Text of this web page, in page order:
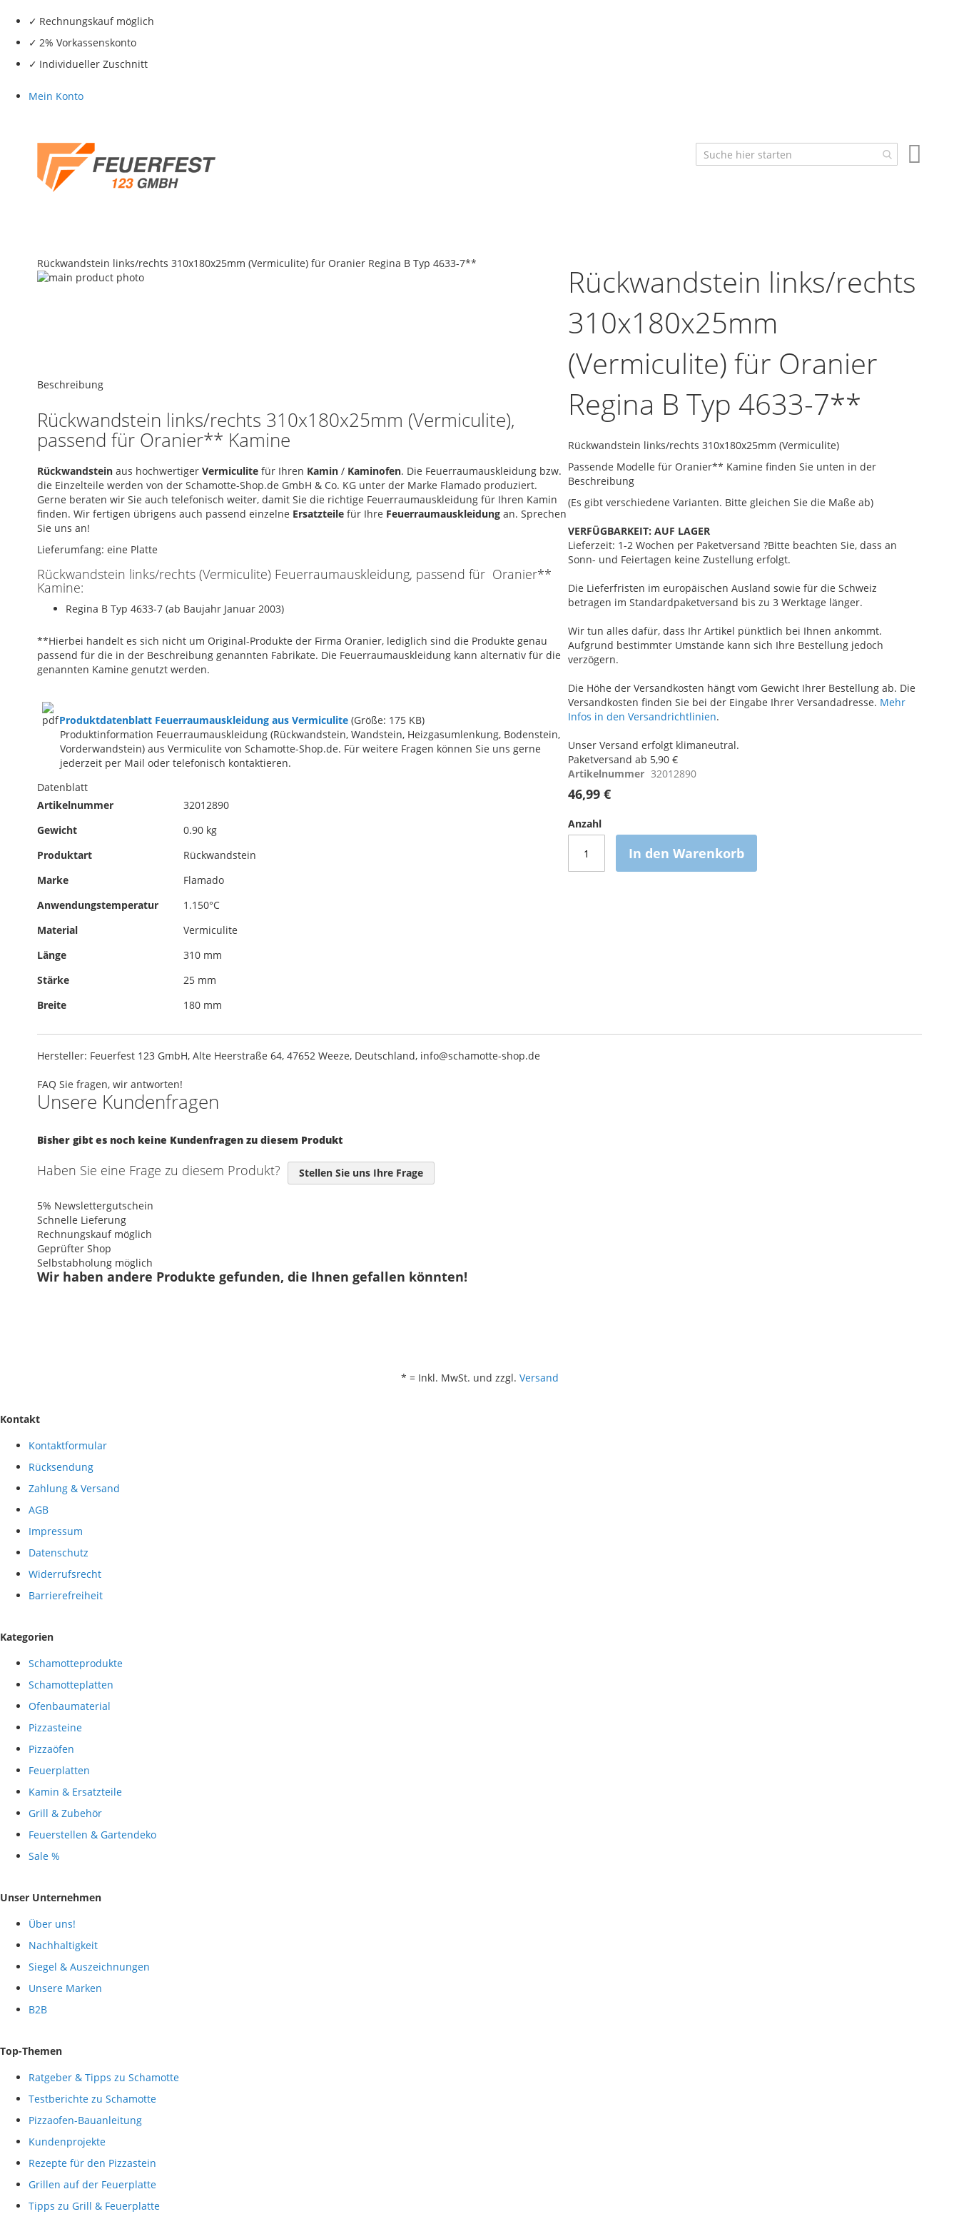
Rechnungskauf möglich
2% Vorkassenskonto
Individueller Zuschnitt
Mein Konto
Rückwandstein links/rechts 310x180x25mm (Vermiculite) für Oranier Regina B Typ 4633-7**
Rückwandstein links/rechts
310x180x25mm
(Vermiculite) für Oranier
Regina B Typ 4633-7**
Rückwandstein links/rechts 310x180x25mm (Vermiculite)
Passende Modelle für Oranier** Kamine finden Sie unten in der
Beschreibung
(Es gibt verschiedene Varianten. Bitte gleichen Sie die Maße ab)
VERFÜGBARKEIT: AUF LAGER
Lieferzeit: 1-2 Wochen per Paketversand ?Bitte beachten Sie, dass an
Sonn- und Feiertagen keine Zustellung erfolgt.
Die Lieferfristen im europäischen Ausland sowie für die Schweiz
betragen im Standardpaketversand bis zu 3 Werktage länger.
Wir tun alles dafür, dass Ihr Artikel pünktlich bei Ihnen ankommt.
Aufgrund bestimmter Umstände kann sich Ihre Bestellung jedoch
verzögern.
Die Höhe der Versandkosten hängt vom Gewicht Ihrer Bestellung ab. Die
Versandkosten finden Sie bei der Eingabe Ihrer Versandadresse. Mehr
Infos in den Versandrichtlinien.
Unser Versand erfolgt klimaneutral.
Paketversand ab 5,90 €
Artikelnummer 32012890
46,99 €
Anzahl
In den Warenkorb
Skip
to
of
the
images
gallery
Beschreibung
Rückwandstein links/rechts 310x180x25mm (Vermiculite),
passend für Oranier** Kamine
Rückwandstein aus hochwertiger Vermiculite für Ihren Kamin / Kaminofen. Die Feuerraumauskleidung bzw.
die Einzelteile werden von der Schamotte-Shop.de GmbH & Co. KG unter der Marke Flamado produziert.
Gerne beraten wir Sie auch telefonisch weiter, damit Sie die richtige Feuerraumauskleidung für Ihren Kamin
finden. Wir fertigen übrigens auch passend einzelne Ersatzteile für Ihre Feuerraumauskleidung an. Sprechen
Sie uns an!
Lieferumfang: eine Platte
Rückwandstein links/rechts (Vermiculite) Feuerraumauskleidung, passend für Oranier**
Kamine:
Regina B Typ 4633-7 (ab Baujahr Januar 2003)
**Hierbei handelt es sich nicht um Original-Produkte der Firma Oranier, lediglich sind die Produkte genau
passend für die in der Beschreibung genannten Fabrikate. Die Feuerraumauskleidung kann alternativ für die
genannten Kamine genutzt werden.
Produktdatenblatt Feuerraumauskleidung aus Vermiculite (Größe: 175 KB)
Produktinformation Feuerraumauskleidung (Rückwandstein, Wandstein, Heizgasumlenkung, Bodenstein,
Vorderwandstein) aus Vermiculite von Schamotte-Shop.de. Für weitere Fragen können Sie uns gerne
jederzeit per Mail oder telefonisch kontaktieren.
Datenblatt
Artikelnummer
32012890
Gewicht
0.90 kg
Produktart
Rückwandstein
Marke
Flamado
Anwendungstemperatur
1.150°C
Material
Vermiculite
Länge
310 mm
Stärke
25 mm
Breite
180 mm
Hersteller: Feuerfest 123 GmbH, Alte Heerstraße 64, 47652 Weeze, Deutschland, info@schamotte-shop.de
FAQ Sie fragen, wir antworten!
Unsere Kundenfragen
Bisher gibt es noch keine Kundenfragen zu diesem Produkt
Haben Sie eine Frage zu diesem Produkt? Stellen Sie uns Ihre Frage
5% Newslettergutschein
Schnelle Lieferung
Rechnungskauf möglich
Geprüfter Shop
Selbstabholung möglich
Wir haben andere Produkte gefunden, die Ihnen gefallen könnten!
* = Inkl. MwSt. und zzgl. Versand
Kontakt
Kontaktformular
Rücksendung
Zahlung & Versand
AGB
Impressum
Datenschutz
Widerrufsrecht
Barrierefreiheit
Kategorien
Schamotteprodukte
Schamotteplatten
Ofenbaumaterial
Pizzasteine
Pizzaöfen
Feuerplatten
Kamin & Ersatzteile
Grill & Zubehör
Feuerstellen & Gartendeko
Sale %
Unser Unternehmen
Über uns!
Nachhaltigkeit
Siegel & Auszeichnungen
Unsere Marken
B2B
Top-Themen
Ratgeber & Tipps zu Schamotte
Testberichte zu Schamotte
Pizzaofen-Bauanleitung
Kundenprojekte
Rezepte für den Pizzastein
Grillen auf der Feuerplatte
Tipps zu Grill & Feuerplatte